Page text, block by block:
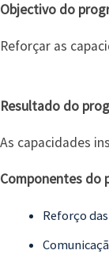
Objectivo do
Reforçar as
Resultado do
As capacidades
Componentes do
Reforço